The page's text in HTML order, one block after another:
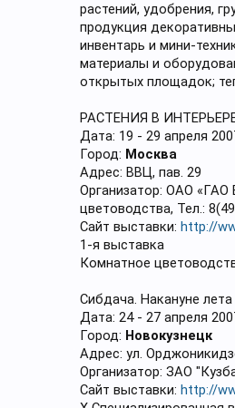
растений, удобрения,
продукция
инвентарь и мини-
материалы и
открытых площадок;
РАСТЕНИЯ В
Дата: 19 - 29 апреля
Город: Москва
Адрес: ВВЦ, пав. 29
Организатор: ОАО «ГАО
цветоводства, Тел.:
Сайт выставки: http://
1-я выставка
Комнатное
Сибдача. Накануне
Дата: 24 - 27 апреля
Город: Новокузнецк
Адрес: ул.
Организатор: ЗАО
Сайт выставки: http://